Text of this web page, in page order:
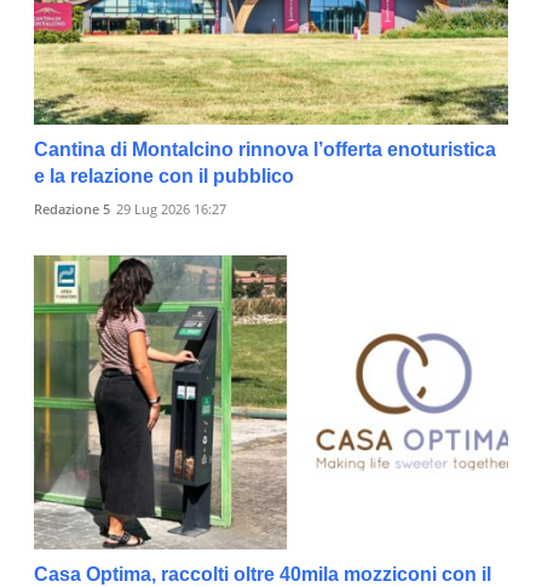
Cantina di Montalcino rinnova l’offerta enoturistica
e la relazione con il pubblico
Redazione 5 29 Lug 2026 16:27
Casa Optima, raccolti oltre 40mila mozziconi con il